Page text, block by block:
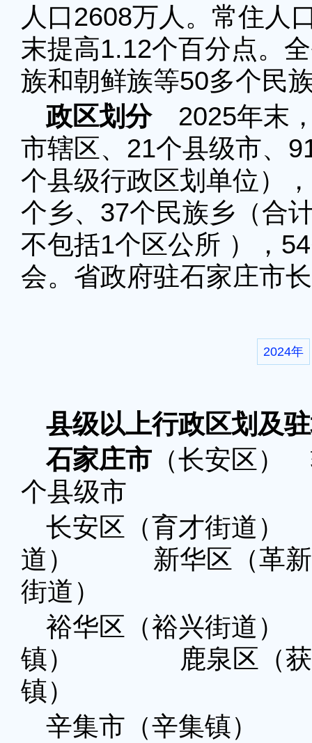
人口2608万人。常住人
末提高1.12个百分点。
族和朝鲜族等50多个民
政区划分2025年末，
市辖区、21个县级市、
个县级行政区划单位）
个乡、37个民族乡（合
不包括1个区公所 ），
会。省政府驻石家庄市
2024年
县级以上行政区划及
石家庄市 （长安区）
个县级市
长安区（育才街道
道） 新华区（革
街道）
裕华区（裕兴街道
镇） 鹿泉区（
镇）
辛集市（辛集镇